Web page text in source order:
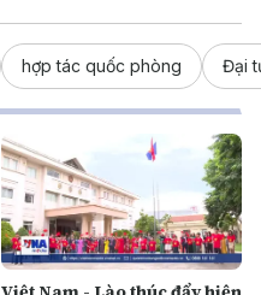
hợp tác quốc phòng Đại